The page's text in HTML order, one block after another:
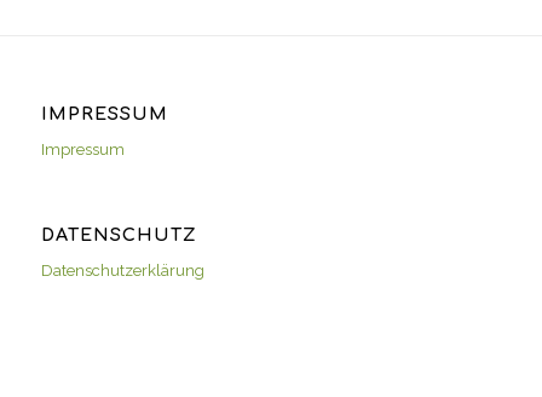
IMPRESSUM
Impressum
DATENSCHUTZ
Datenschutzerklärung